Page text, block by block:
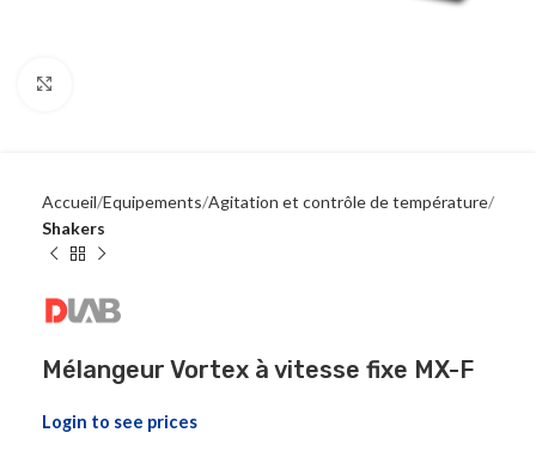
Accueil Equipements Agitation et contrôle de température
Shakers
Mélangeur Vortex à vitesse fixe MX-F
Login to see prices